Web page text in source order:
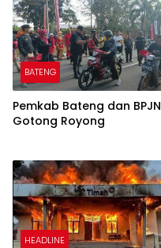
BATENG
Pemkab Bateng dan BPJN
Gotong Royong
HEADLINE